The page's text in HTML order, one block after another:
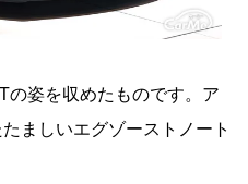
の姿を収めたものです。ア
ましいエグゾーストノート